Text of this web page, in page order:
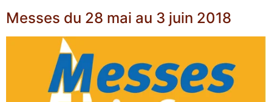
Messes du 28 mai au 3 juin 2018